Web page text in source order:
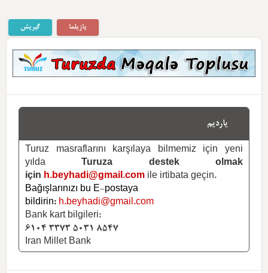
گیریش یازیلما
یاردیم
Turuz masraflarını karşılaya bilmemiz için yeni
yılda
Turuza destek olmak
için h.beyhadi@gmail.com ile irtibata geçin.
Bağışlarınızı bu E-postaya
bildirin: h.beyhadi@gmail.com
Bank kart bilgileri:
6104 3373 5031 8547
Iran Millet Bank